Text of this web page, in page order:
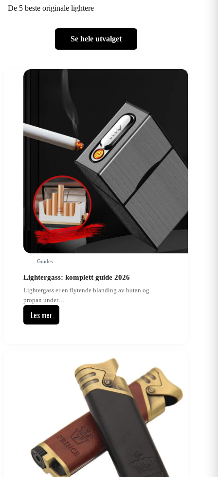
De 5 beste originale lightere
Se hele utvalget
Guides
Lightergass: komplett guide 2026
Lightergass er en flytende blanding av butan og
propan under…
Les merLightergass: